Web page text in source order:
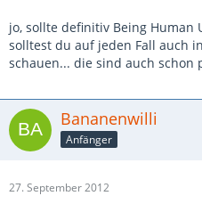
jo, sollte definitiv Being Human
solltest du auf jeden Fall auch
schauen... die sind auch schon
Bananenwilli
Anfänger
27. September 2012